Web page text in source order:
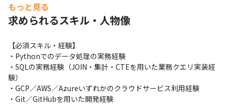
もっと見る
求められるスキル・人物像
【必須スキル・経験】
・Pythonでのデータ処理の実務経験
・SQLの実務経験（JOIN・集計・CTEを用いた業務クエリ実装経
験）
・GCP／AWS／Azureいずれかのクラウドサービス利用経験
・Git／GitHubを用いた開発経験